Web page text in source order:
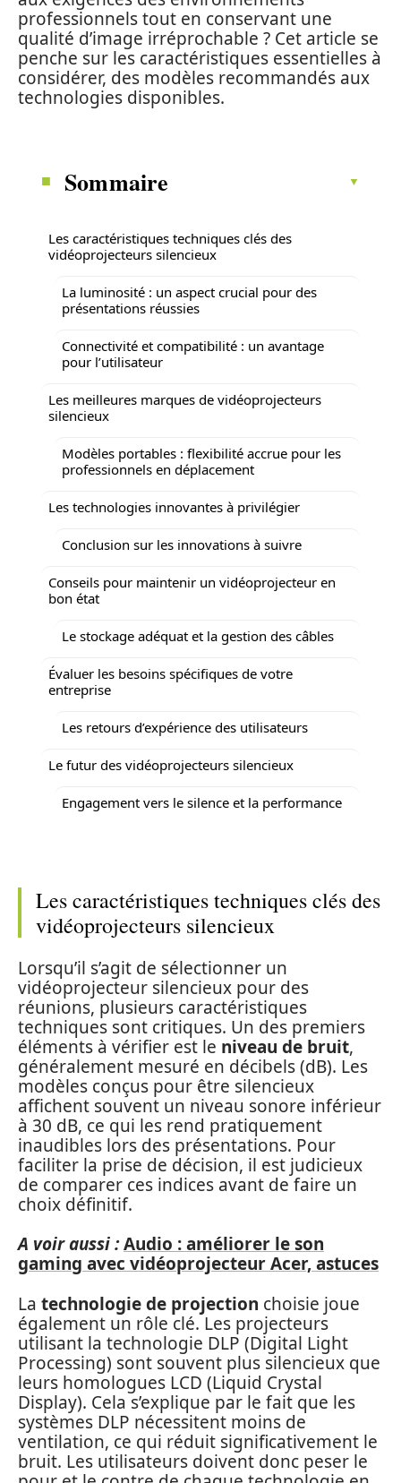
professionnels tout en conservant une
qualité d’image irréprochable ? Cet article se
penche sur les caractéristiques essentielles à
considérer, des modèles recommandés aux
technologies disponibles.
Sommaire
Les caractéristiques techniques clés des
vidéoprojecteurs silencieux
La luminosité : un aspect crucial pour des
présentations réussies
Connectivité et compatibilité : un avantage
pour l’utilisateur
Les meilleures marques de vidéoprojecteurs
silencieux
Modèles portables : flexibilité accrue pour les
professionnels en déplacement
Les technologies innovantes à privilégier
Conclusion sur les innovations à suivre
Conseils pour maintenir un vidéoprojecteur en
bon état
Le stockage adéquat et la gestion des câbles
Évaluer les besoins spécifiques de votre
entreprise
Les retours d’expérience des utilisateurs
Le futur des vidéoprojecteurs silencieux
Engagement vers le silence et la performance
Les caractéristiques techniques clés des
vidéoprojecteurs silencieux
Lorsqu’il s’agit de sélectionner un
vidéoprojecteur silencieux pour des
réunions, plusieurs caractéristiques
techniques sont critiques. Un des premiers
éléments à vérifier est le niveau de bruit,
généralement mesuré en décibels (dB). Les
modèles conçus pour être silencieux
affichent souvent un niveau sonore inférieur
à 30 dB, ce qui les rend pratiquement
inaudibles lors des présentations. Pour
faciliter la prise de décision, il est judicieux
de comparer ces indices avant de faire un
choix définitif.
A voir aussi :Audio : améliorer le son
gaming avec vidéoprojecteur Acer, astuces
La technologie de projection choisie joue
également un rôle clé. Les projecteurs
utilisant la technologie DLP (Digital Light
Processing) sont souvent plus silencieux que
leurs homologues LCD (Liquid Crystal
Display). Cela s’explique par le fait que les
systèmes DLP nécessitent moins de
ventilation, ce qui réduit significativement le
bruit. Les utilisateurs doivent donc peser le